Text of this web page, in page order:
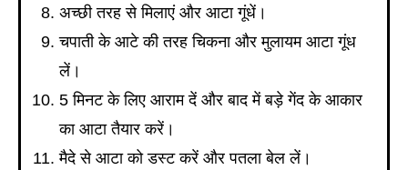
अच्छी तरह से मिलाएं और आटा गूंधें।
चपाती के आटे की तरह चिकना और मुलायम आटा गूंध
लें।
5 मिनट के लिए आराम दें और बाद में बड़े गेंद के आकार
का आटा तैयार करें।
मैदे से आटा को डस्ट करें और पतला बेल लें।